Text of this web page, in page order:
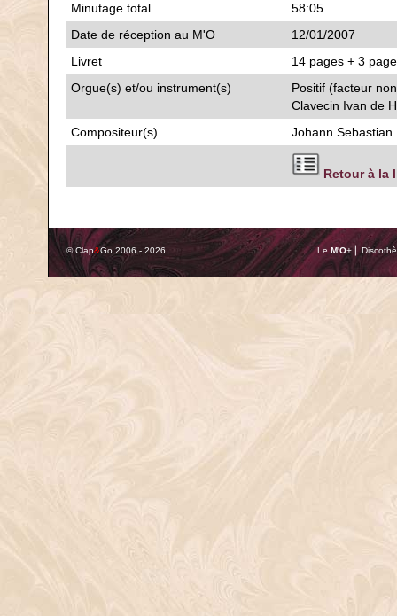
Minutage total
58:05
Date de réception au M'O
12/01/2007
Livret
14 pages + 3
Orgue(s) et/ou instrument(s)
Positif (facteur
Clavecin Ivan de
Compositeur(s)
Johann Sebastian
Retour à la
© Clap&Go 2006 - 2026 Le M'O+ ⎢